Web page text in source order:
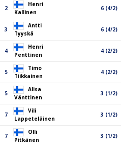
2
Henri
Kallinen
6 (4/2)
3
Antti
Tyyskä
6 (4/2)
4
Henri
Penttinen
4 (2/2)
5
Timo
Tiikkainen
4 (2/2)
5
Alisa
Vänttinen
3 (1/2)
7
Vili
Lappeteläinen
3 (1/2)
7
Olli
Pitkänen
3 (1/2)